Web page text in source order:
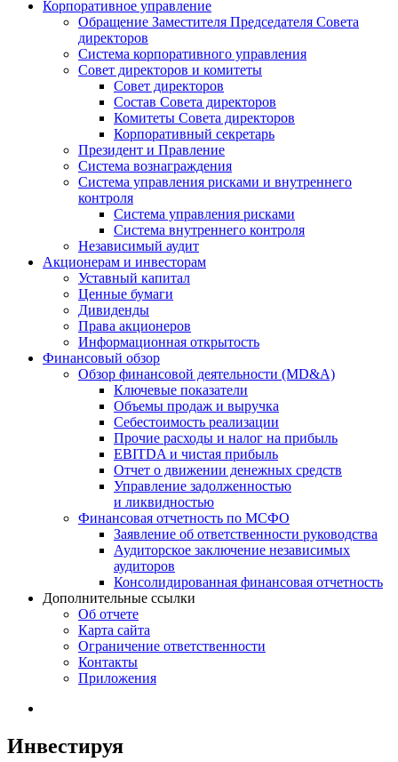
Корпоративное управление
Обращение Заместителя Председателя Совета
директоров
Система корпоративного управления
Совет директоров и комитеты
Совет директоров
Состав Совета директоров
Комитеты Совета директоров
Корпоративный секретарь
Президент и Правление
Система вознаграждения
Система управления рисками и внутреннего
контроля
Система управления рисками
Система внутреннего контроля
Независимый аудит
Акционерам и инвесторам
Уставный капитал
Ценные бумаги
Дивиденды
Права акционеров
Информационная открытость
Финансовый обзор
Обзор финансовой деятельности (MD&A)
Ключевые показатели
Объемы продаж и выручка
Себестоимость реализации
Прочие расходы и налог на прибыль
EBITDA и чистая прибыль
Отчет о движении денежных средств
Управление задолженностью
и ликвидностью
Финансовая отчетность по МСФО
Заявление об ответственности руководства
Аудиторское заключение независимых
аудиторов
Консолидированная финансовая отчетность
Дополнительные ссылки
Об отчете
Карта сайта
Ограничение ответственности
Контакты
Приложения
Инвестируя